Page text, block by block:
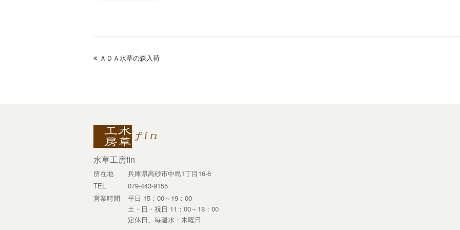
previous
ＡＤＡ水草の森入荷
水草工房fin
所在地
兵庫県高砂市中島1丁目16-6
TEL
079-443-9155
営業時間
平日 15：00～19：00
土・日・祝日 11：00～18：00
定休日、毎週水・木曜日